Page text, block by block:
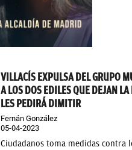
VILLACÍS EXPULSA DEL GRUPO
A LOS DOS EDILES QUE DEJAN
LES PEDIRÁ DIMITIR
Fernán González
05-04-2023
Ciudadanos toma medidas contra